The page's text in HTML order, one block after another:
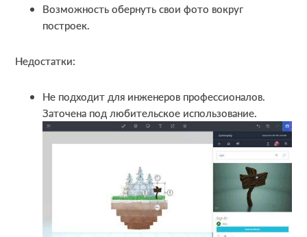
Возможность обернуть свои фото вокруг
построек.
Недостатки:
Не подходит для инженеров профессионалов.
Заточена под любительское использование.